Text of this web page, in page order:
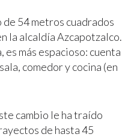
54 metros cuadrados
la alcaldía Azcapotzalco.
es más espacioso: cuenta
comedor y cocina (en
cambio le ha traído
de hasta 45